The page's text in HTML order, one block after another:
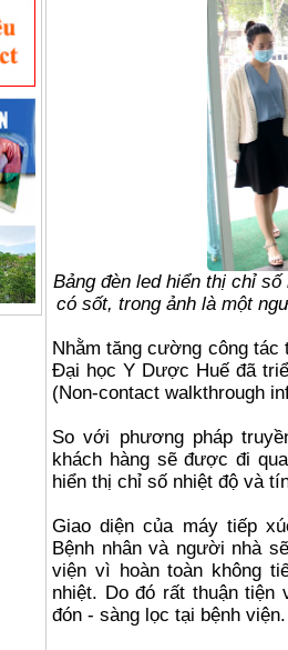
Bảng đèn led hiển thị chỉ
có sốt, trong ảnh là một
Nhằm tăng cường công tác
Đại học Y Dược Huế đã
(Non-contact walkthrough
So với phương pháp
khách hàng sẽ được đi
hiển thị chỉ số nhiệt độ và
Giao diện của máy tiếp
Bệnh nhân và người nhà
viện vì hoàn toàn không
nhiệt. Do đó rất thuận
đón - sàng lọc tại bệnh viện.